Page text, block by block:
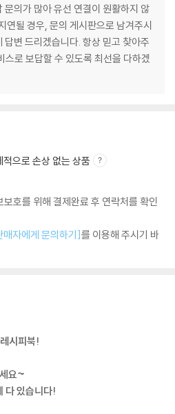
문의가 많아 유선 연결이 원활하지 않
연될 경우, 문의 게시판으로 남겨주시
답변 드리겠습니다. 항상 믿고 찾아주
스로 보답할 수 있도록 최선을 다하겠
으로 손상 없는 상품
호를 위해 결제완료 후 연락처를 확인
매자에게 문의하기]를 이용해 주시기 바
시피북!
요~
다 있습니다!